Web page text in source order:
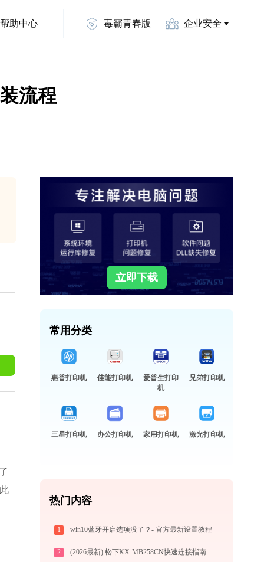
帮助中心 毒霸青春版 企业安全
流程
立即下载
常用分类
惠普打印机 佳能打印机
爱普生打印
机
兄弟打印机
三星打印机 办公打印机 家用打印机 激光打印机
热门内容
1 win10蓝牙开启选项没了？- 官方最新设置教程
2 (2026最新) 松下KX-MB258CN快速连接指南 - 金山毒霸